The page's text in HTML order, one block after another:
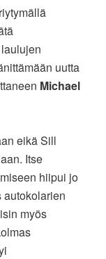
uutta
Michael
eikä Sill
Itse
hiipui jo
myös